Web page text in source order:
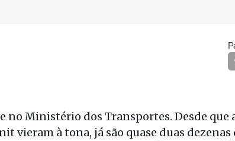
no Ministério dos Transportes. Desde que
vieram à tona, já são quase duas dezenas